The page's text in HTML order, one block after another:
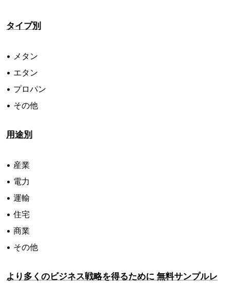
タイプ別
• メタン
• エタン
• プロパン
• その他
用途別
• 産業
• 電力
• 運輸
• 住宅
• 商業
• その他
より多くのビジネス戦略を得るために 無料サンプルレ